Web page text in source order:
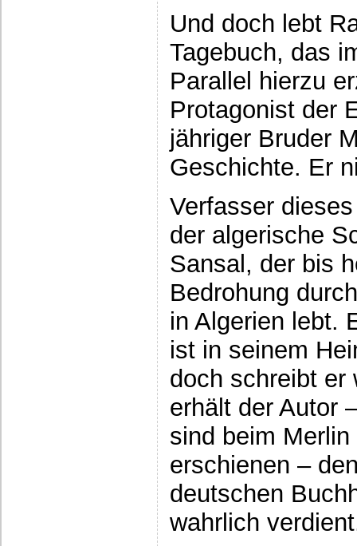
Und doch lebt
Tagebuch, das
Parallel hierzu
Protagonist der
jähriger Bruder
Geschichte. Er
Verfasser
der algerische
Sansal, der bis
Bedrohung
in Algerien lebt.
ist in seinem
doch schreibt er
erhält der Autor
sind beim
erschienen –
deutschen
wahrlich